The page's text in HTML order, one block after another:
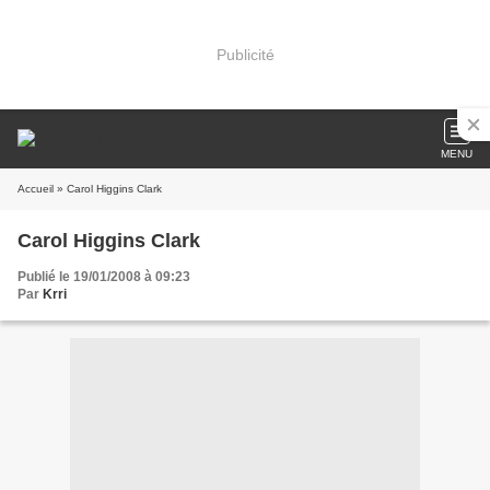
Publicité
MENU
Accueil » Carol Higgins Clark
Carol Higgins Clark
Publié le 19/01/2008 à 09:23
Par Krri